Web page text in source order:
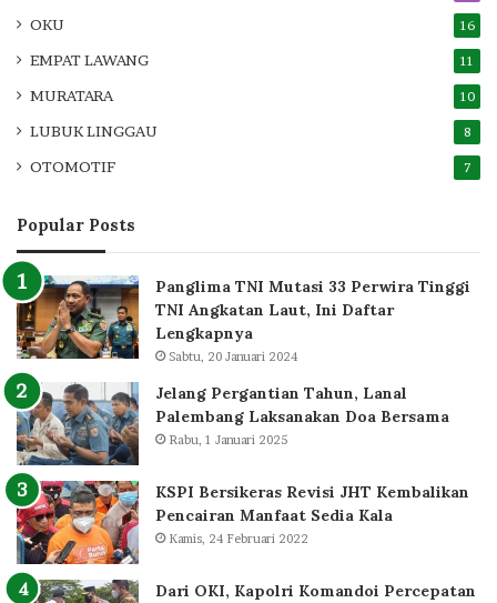
OKU 16
EMPAT LAWANG 11
MURATARA 10
LUBUK LINGGAU 8
OTOMOTIF 7
Popular Posts
Panglima TNI Mutasi 33 Perwira Tinggi
TNI Angkatan Laut, Ini Daftar
Lengkapnya
Sabtu, 20 Januari 2024
Jelang Pergantian Tahun, Lanal
Palembang Laksanakan Doa Bersama
Rabu, 1 Januari 2025
KSPI Bersikeras Revisi JHT Kembalikan
Pencairan Manfaat Sedia Kala
Kamis, 24 Februari 2022
Dari OKI, Kapolri Komandoi Percepatan